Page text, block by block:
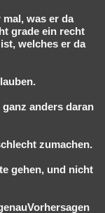
mal, was er da
grade ein recht
welches er da
anders daran
zumachen.
gehen, und nicht